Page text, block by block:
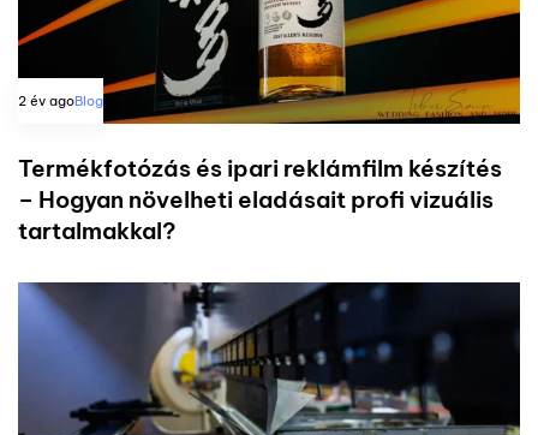
2 év agoBlog
Termékfotózás és ipari reklámfilm készítés
– Hogyan növelheti eladásait profi vizuális
tartalmakkal?